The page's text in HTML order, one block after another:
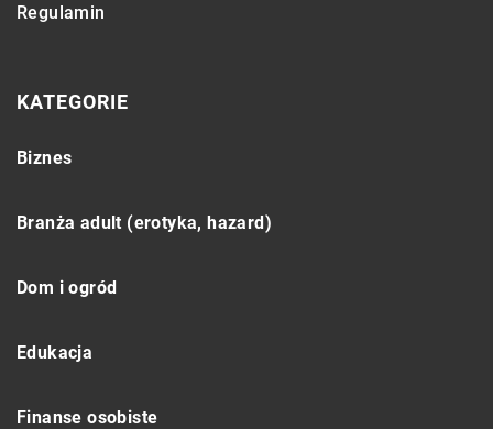
Regulamin
KATEGORIE
Biznes
Branża adult (erotyka, hazard)
Dom i ogród
Edukacja
Finanse osobiste